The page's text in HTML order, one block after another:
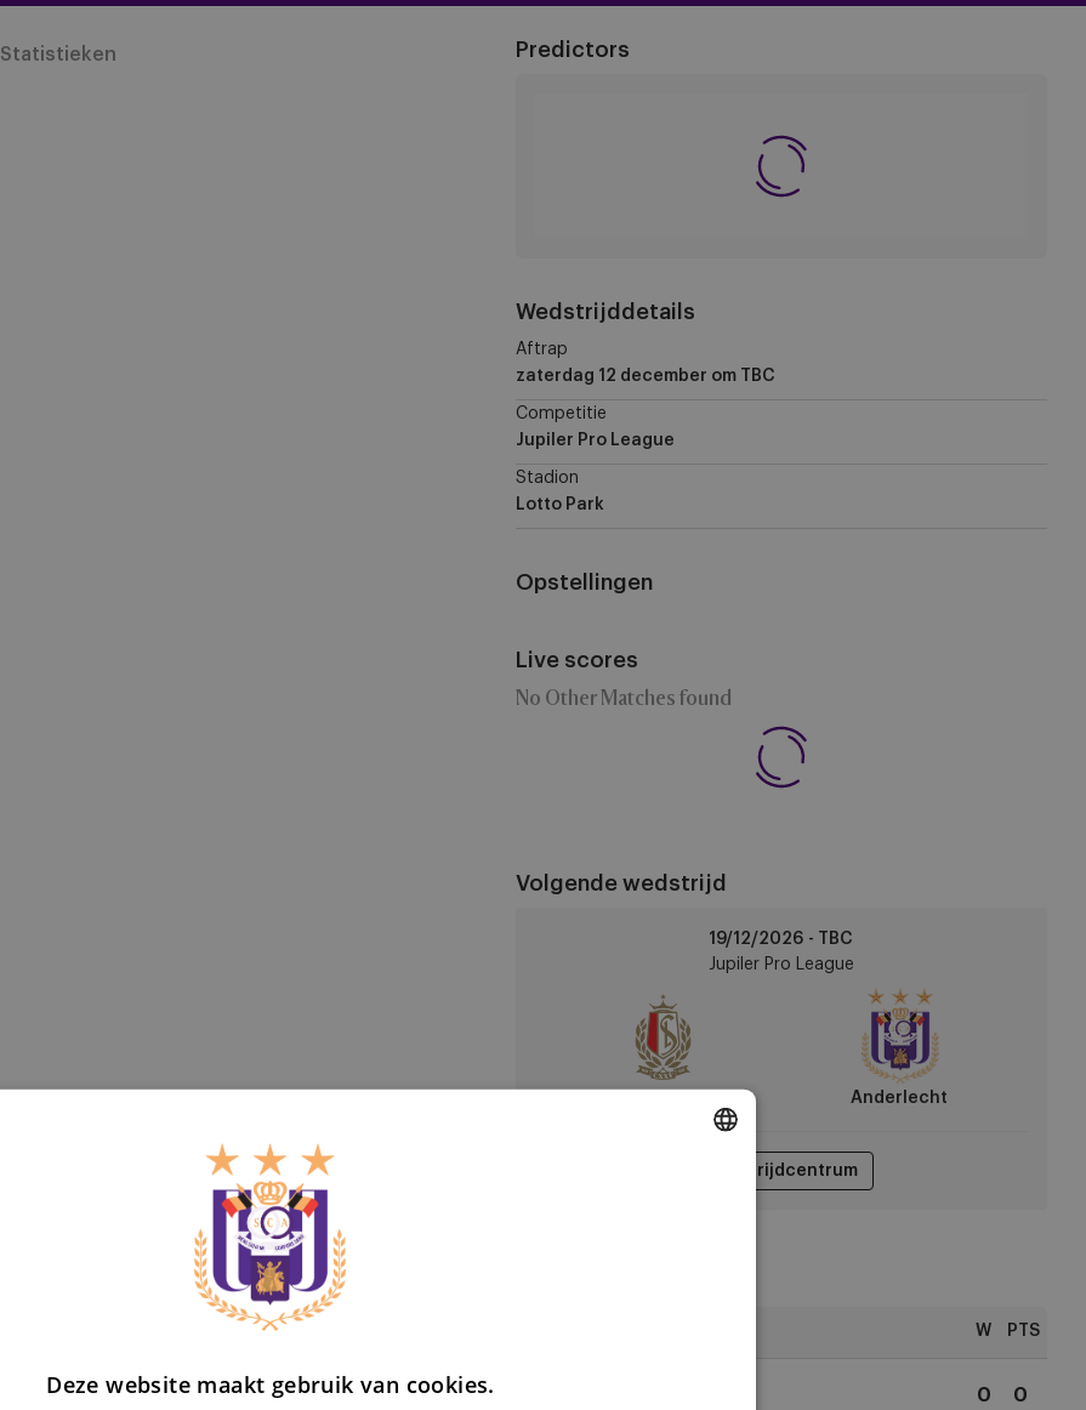
Statistieken Predictors
Wedstrijddetails
Aftrap
zaterdag 12 december om TBC
Competitie
Jupiler Pro League
Stadion
Lotto Park
Opstellingen
Live scores
No Other Matches found
Volgende wedstrijd
19/12/2026 - TBC
Jupiler Pro League
Anderlecht
Wedstrijdcentrum
W PTS
0 0
Deze website maakt gebruik van cookies.